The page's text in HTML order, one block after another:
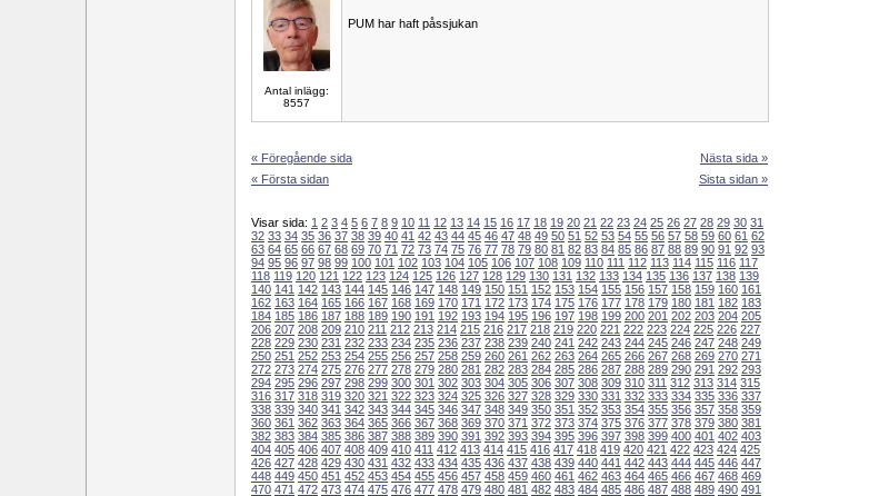
Antal inlägg:
8557
PUM har haft påssjukan
« Föregående sida
« Första sidan
Nästa sida »
Sista sidan »
Visar sida: 1 2 3 4 5 6 7 8 9 10 11 12 13 14 15 16 17 18 19 20 21 22 23 24 25 26 27 28 29 30 31
32 33 34 35 36 37 38 39 40 41 42 43 44 45 46 47 48 49 50 51 52 53 54 55 56 57 58 59 60 61 62
63 64 65 66 67 68 69 70 71 72 73 74 75 76 77 78 79 80 81 82 83 84 85 86 87 88 89 90 91 92 93
94 95 96 97 98 99 100 101 102 103 104 105 106 107 108 109 110 111 112 113 114 115 116 117
118 119 120 121 122 123 124 125 126 127 128 129 130 131 132 133 134 135 136 137 138 139
140 141 142 143 144 145 146 147 148 149 150 151 152 153 154 155 156 157 158 159 160 161
162 163 164 165 166 167 168 169 170 171 172 173 174 175 176 177 178 179 180 181 182 183
184 185 186 187 188 189 190 191 192 193 194 195 196 197 198 199 200 201 202 203 204 205
206 207 208 209 210 211 212 213 214 215 216 217 218 219 220 221 222 223 224 225 226 227
228 229 230 231 232 233 234 235 236 237 238 239 240 241 242 243 244 245 246 247 248 249
250 251 252 253 254 255 256 257 258 259 260 261 262 263 264 265 266 267 268 269 270 271
272 273 274 275 276 277 278 279 280 281 282 283 284 285 286 287 288 289 290 291 292 293
294 295 296 297 298 299 300 301 302 303 304 305 306 307 308 309 310 311 312 313 314 315
316 317 318 319 320 321 322 323 324 325 326 327 328 329 330 331 332 333 334 335 336 337
338 339 340 341 342 343 344 345 346 347 348 349 350 351 352 353 354 355 356 357 358 359
360 361 362 363 364 365 366 367 368 369 370 371 372 373 374 375 376 377 378 379 380 381
382 383 384 385 386 387 388 389 390 391 392 393 394 395 396 397 398 399 400 401 402 403
404 405 406 407 408 409 410 411 412 413 414 415 416 417 418 419 420 421 422 423 424 425
426 427 428 429 430 431 432 433 434 435 436 437 438 439 440 441 442 443 444 445 446 447
448 449 450 451 452 453 454 455 456 457 458 459 460 461 462 463 464 465 466 467 468 469
470 471 472 473 474 475 476 477 478 479 480 481 482 483 484 485 486 487 488 489 490 491